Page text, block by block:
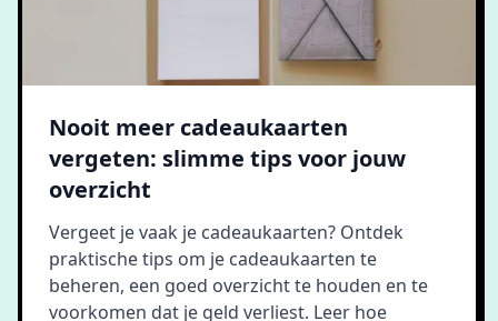
Nooit meer cadeaukaarten
vergeten: slimme tips voor jouw
overzicht
Vergeet je vaak je cadeaukaarten? Ontdek
praktische tips om je cadeaukaarten te
beheren, een goed overzicht te houden en te
voorkomen dat je geld verliest. Leer hoe